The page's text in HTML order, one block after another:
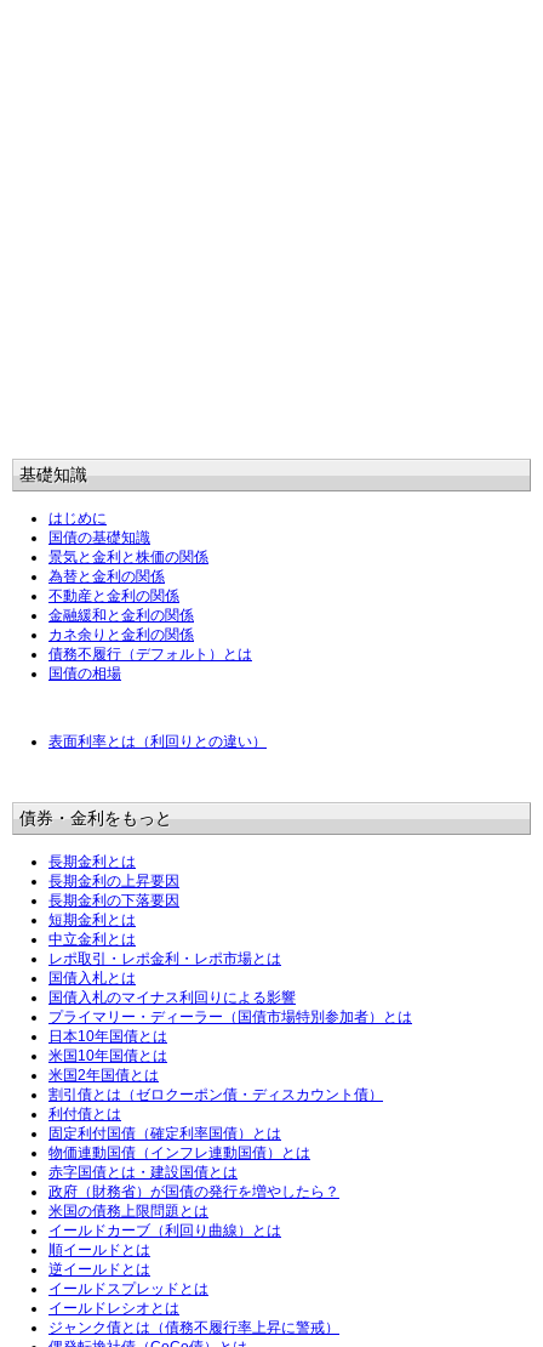
基礎知識
はじめに
国債の基礎知識
景気と金利と株価の関係
為替と金利の関係
不動産と金利の関係
金融緩和と金利の関係
カネ余りと金利の関係
債務不履行（デフォルト）とは
国債の相場
表面利率とは（利回りとの違い）
債券・金利をもっと
長期金利とは
長期金利の上昇要因
長期金利の下落要因
短期金利とは
中立金利とは
レポ取引・レポ金利・レポ市場とは
国債入札とは
国債入札のマイナス利回りによる影響
プライマリー・ディーラー（国債市場特別参加者）とは
日本10年国債とは
米国10年国債とは
米国2年国債とは
割引債とは（ゼロクーポン債・ディスカウント債）
利付債とは
固定利付国債（確定利率国債）とは
物価連動国債（インフレ連動国債）とは
赤字国債とは・建設国債とは
政府（財務省）が国債の発行を増やしたら？
米国の債務上限問題とは
イールドカーブ（利回り曲線）とは
順イールドとは
逆イールドとは
イールドスプレッドとは
イールドレシオとは
ジャンク債とは（債務不履行率上昇に警戒）